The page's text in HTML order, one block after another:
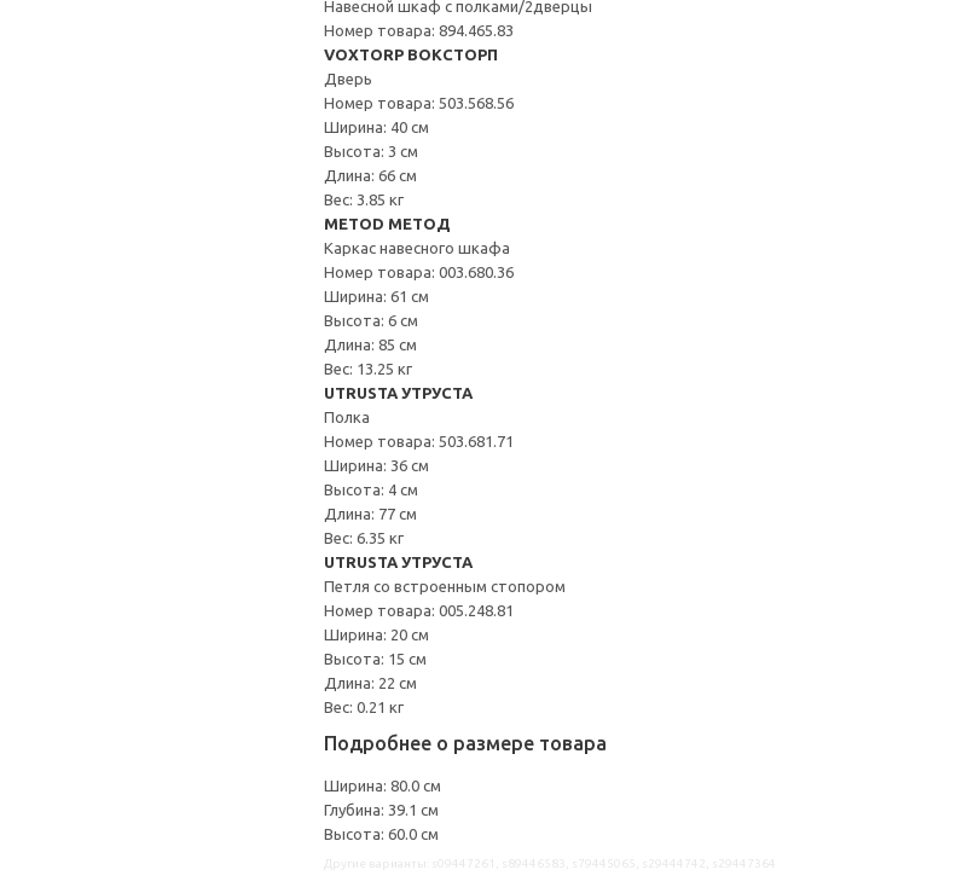
Навесной шкаф с полками/2дверцы
Номер товара: 894.465.83
VOXTORP ВОКСТОРП
Дверь
Номер товара: 503.568.56
Ширина: 40 см
Высота: 3 см
Длина: 66 см
Вес: 3.85 кг
METOD МЕТОД
Каркас навесного шкафа
Номер товара: 003.680.36
Ширина: 61 см
Высота: 6 см
Длина: 85 см
Вес: 13.25 кг
UTRUSTA УТРУСТА
Полка
Номер товара: 503.681.71
Ширина: 36 см
Высота: 4 см
Длина: 77 см
Вес: 6.35 кг
UTRUSTA УТРУСТА
Петля со встроенным стопором
Номер товара: 005.248.81
Ширина: 20 см
Высота: 15 см
Длина: 22 см
Вес: 0.21 кг
Подробнее о размере товара
Ширина: 80.0 см
Глубина: 39.1 см
Высота: 60.0 см